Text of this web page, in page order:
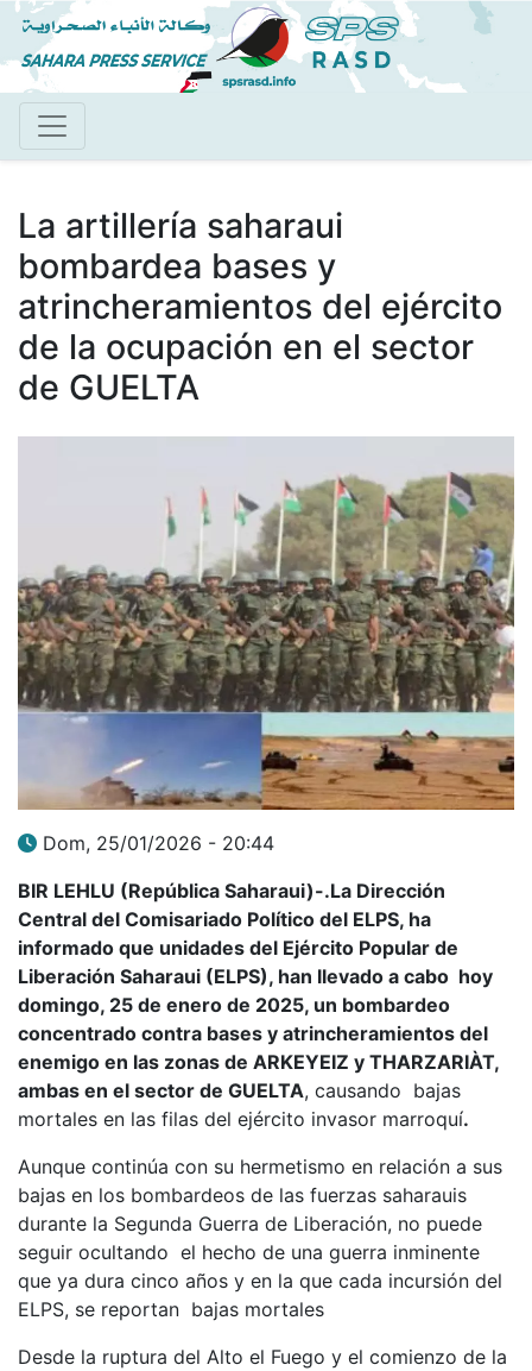
Pasar
al
contenido
La artillería saharaui
bombardea bases y
atrincheramientos del ejército
de la ocupación en el sector
de GUELTA
Dom, 25/01/2026 - 20:44
BIR LEHLU (República Saharaui)-.La Dirección
Central del Comisariado Político del ELPS, ha
informado que unidades del Ejército Popular de
Liberación Saharaui (ELPS), han llevado a cabo hoy
domingo, 25 de enero de 2025, un bombardeo
concentrado contra bases y atrincheramientos del
enemigo en las zonas de ARKEYEIZ y THARZARIÀT,
ambas en el sector de GUELTA, causando bajas
mortales en las filas del ejército invasor marroquí.
Aunque continúa con su hermetismo en relación a sus
bajas en los bombardeos de las fuerzas saharauis
durante la Segunda Guerra de Liberación, no puede
seguir ocultando el hecho de una guerra inminente
que ya dura cinco años y en la que cada incursión del
ELPS, se reportan bajas mortales
Desde la ruptura del Alto el Fuego y el comienzo de la